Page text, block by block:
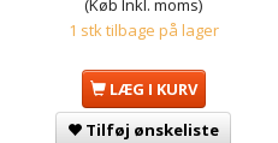
(Køb Inkl. moms)
1 stk tilbage på lager
LÆG I KURV
Tilføj ønskeliste